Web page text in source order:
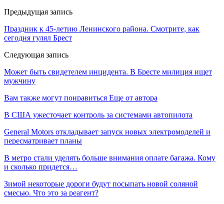
Предыдущая запись
Праздник к 45-летию Ленинского района. Смотрите, как
сегодня гулял Брест
Следующая запись
Может быть свидетелем инцидента. В Бресте милиция ищет
мужчину
Вам также могут понравиться Еще от автора
В США ужесточает контроль за системами автопилота
General Motors откладывает запуск новых электромоделей и
пересматривает планы
В метро стали уделять больше внимания оплате багажа. Кому
и сколько придется…
Зимой некоторые дороги будут посыпать новой соляной
смесью. Что это за реагент?